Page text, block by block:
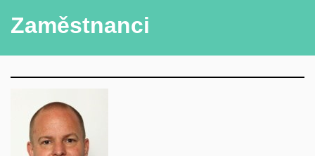
Zaměstnanci